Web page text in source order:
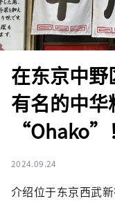
在东京中
有名的中
“Ohako”！
2024.09.24
介绍位于东京西武